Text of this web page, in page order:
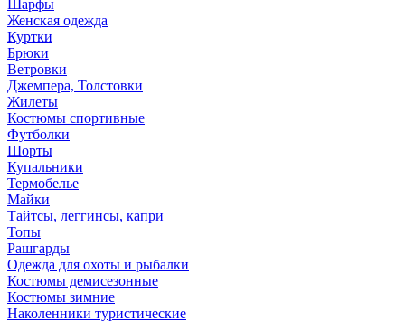
Шарфы
Женская одежда
Куртки
Брюки
Ветровки
Джемпера, Толстовки
Жилеты
Костюмы спортивные
Футболки
Шорты
Купальники
Термобелье
Майки
Тайтсы, леггинсы, капри
Топы
Рашгарды
Одежда для охоты и рыбалки
Костюмы демисезонные
Костюмы зимние
Наколенники туристические